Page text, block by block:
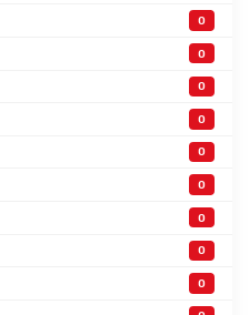
0
0
0
0
0
0
0
0
0